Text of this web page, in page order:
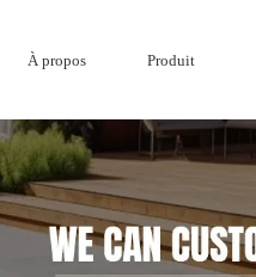
À propos Produit